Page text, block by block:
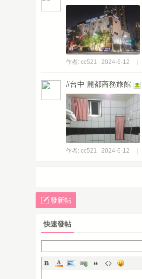
作者: cc521 2024-6-12
#台中 麗都商務旅館
作者: cc521 2024-6-12
發新帖
快速發帖